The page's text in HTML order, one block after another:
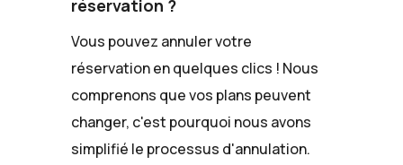
réservation ?
Vous pouvez annuler votre
réservation en quelques clics ! Nous
comprenons que vos plans peuvent
changer, c'est pourquoi nous avons
simplifié le processus d'annulation.